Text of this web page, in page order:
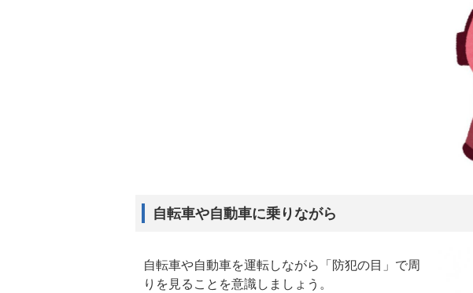
自転車や自動車に乗りながら
自転車や自動車を運転しながら「防犯の目」で周
りを見ることを意識しましょう。